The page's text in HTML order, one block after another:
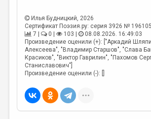
МАЛАЯ ПРОЗА
ЭССЕИСТИКА
ЛИТЕРАТУРОВЕДЕНИЕ
КУЛЬТУРОВЕДЕНИЕ
ПУБЛИЦИСТИКА
РЕЦЕНЗИРОВАНИЕ
Илья Будницкий, 2026
Сертификат Поэзия.ру: серия 3926 №
7 |
0 | 103 |
08.08.2026. 16:49:03
Произведение оценили (+): ["Аркадий
Алексеева", "Владимир Старшов", "Слава
Красиков", "Виктор Гаврилин", "Пахомов
Станиславович"]
Произведение оценили (-): []